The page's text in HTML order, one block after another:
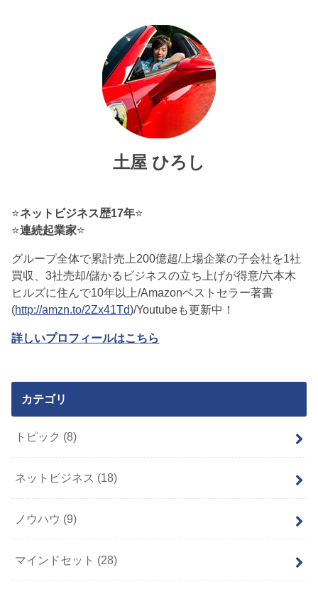
土屋 ひろし
⭐ネットビジネス歴17年⭐
⭐連続起業家⭐
グループ全体で累計売上200億超/上場企業の子会社を1社
買収、3社売却/儲かるビジネスの立ち上げが得意/六本木
ヒルズに住んで10年以上/Amazonベストセラー著書
(http://amzn.to/2Zx41Td)/Youtubeも更新中！
詳しいプロフィールはこちら
カテゴリ
トピック (8)
ネットビジネス (18)
ノウハウ (9)
マインドセット (28)